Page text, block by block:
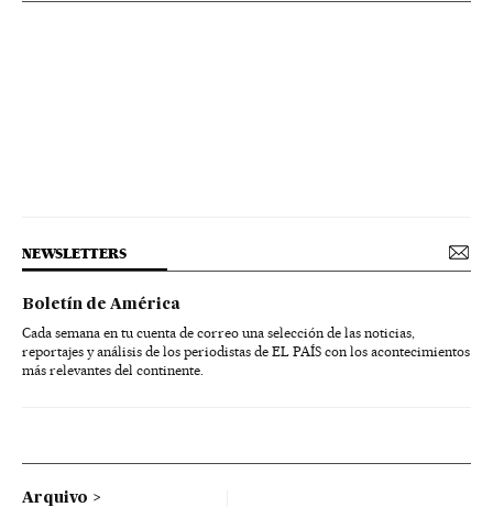
NEWSLETTERS
Boletín de América
Cada semana en tu cuenta de correo una selección de las noticias,
reportajes y análisis de los periodistas de EL PAÍS con los acontecimientos
más relevantes del continente.
Arquivo